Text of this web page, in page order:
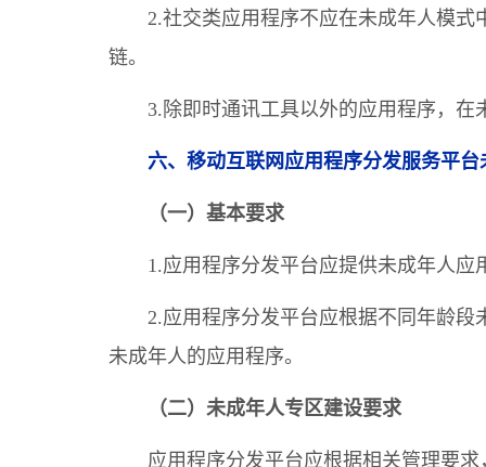
2.社交类应用程序不应在未成年人模
链。
3.除即时通讯工具以外的应用程序，
六、移动互联网应用程序分发服务平
（一）基本要求
1.应用程序分发平台应提供未成年人
2.应用程序分发平台应根据不同年龄
未成年人的应用程序。
（二）未成年人专区建设要求
应用程序分发平台应根据相关管理要